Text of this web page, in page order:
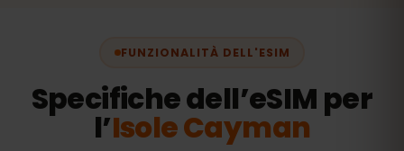
FUNZIONALITÀ DELL'ESIM
Specifiche dell’eSIM per
l’Isole Cayman